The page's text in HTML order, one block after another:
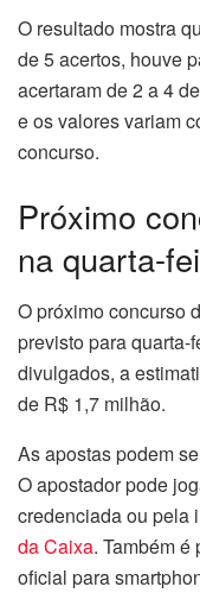
O resultado mostra
de 5 acertos, houve
acertaram de 2 a 4
e os valores variam
concurso.
Próximo
na quarta-
O próximo concurso
previsto para quarta-
divulgados, a
de R$ 1,7 milhão.
As apostas podem
O apostador pode
credenciada ou pela
da Caixa. Também
oficial para